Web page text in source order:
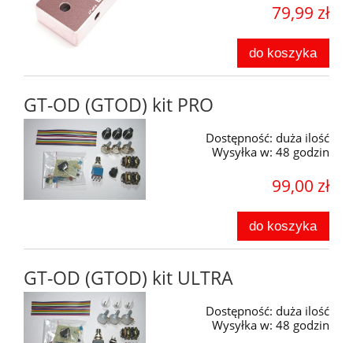
79,99 zł
do koszyka
GT-OD (GTOD) kit PRO
Dostępność: duża ilość
Wysyłka w: 48 godzin
99,00 zł
do koszyka
GT-OD (GTOD) kit ULTRA
Dostępność: duża ilość
Wysyłka w: 48 godzin